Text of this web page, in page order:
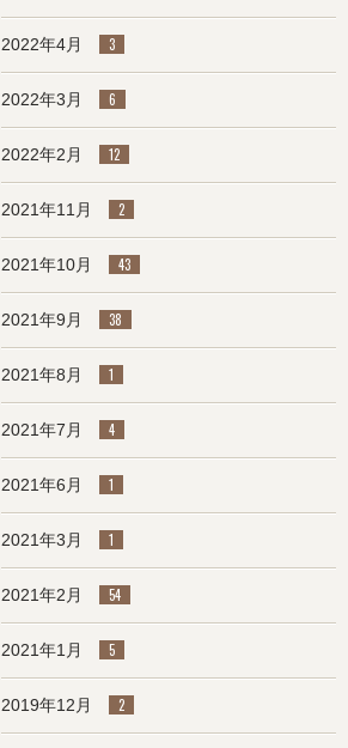
2022年4月 3
2022年3月 6
2022年2月 12
2021年11月 2
2021年10月 43
2021年9月 38
2021年8月 1
2021年7月 4
2021年6月 1
2021年3月 1
2021年2月 54
2021年1月 5
2019年12月 2